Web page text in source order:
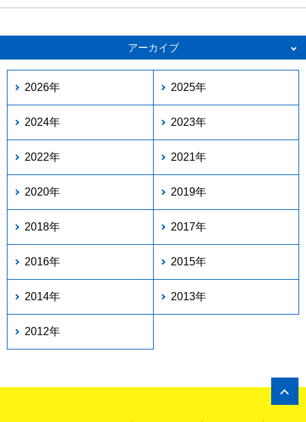
アーカイブ
2026年 2025年
2024年 2023年
2022年 2021年
2020年 2019年
2018年 2017年
2016年 2015年
2014年 2013年
2012年